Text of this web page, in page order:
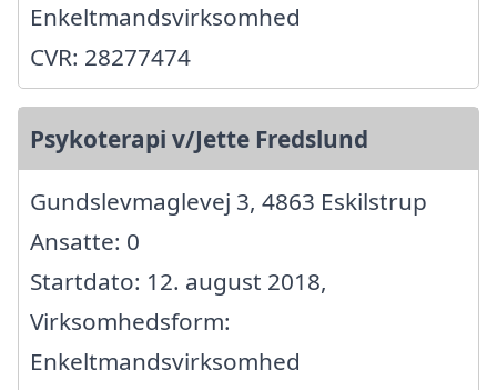
Enkeltmandsvirksomhed
CVR: 28277474
Psykoterapi v/Jette Fredslund
Gundslevmaglevej 3, 4863 Eskilstrup
Ansatte: 0
Startdato: 12. august 2018,
Virksomhedsform:
Enkeltmandsvirksomhed